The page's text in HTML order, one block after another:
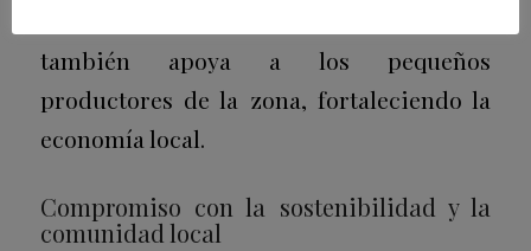
también apoya a los pequeños
productores de la zona, fortaleciendo la
economía local.
Compromiso con la sostenibilidad y la
comunidad local